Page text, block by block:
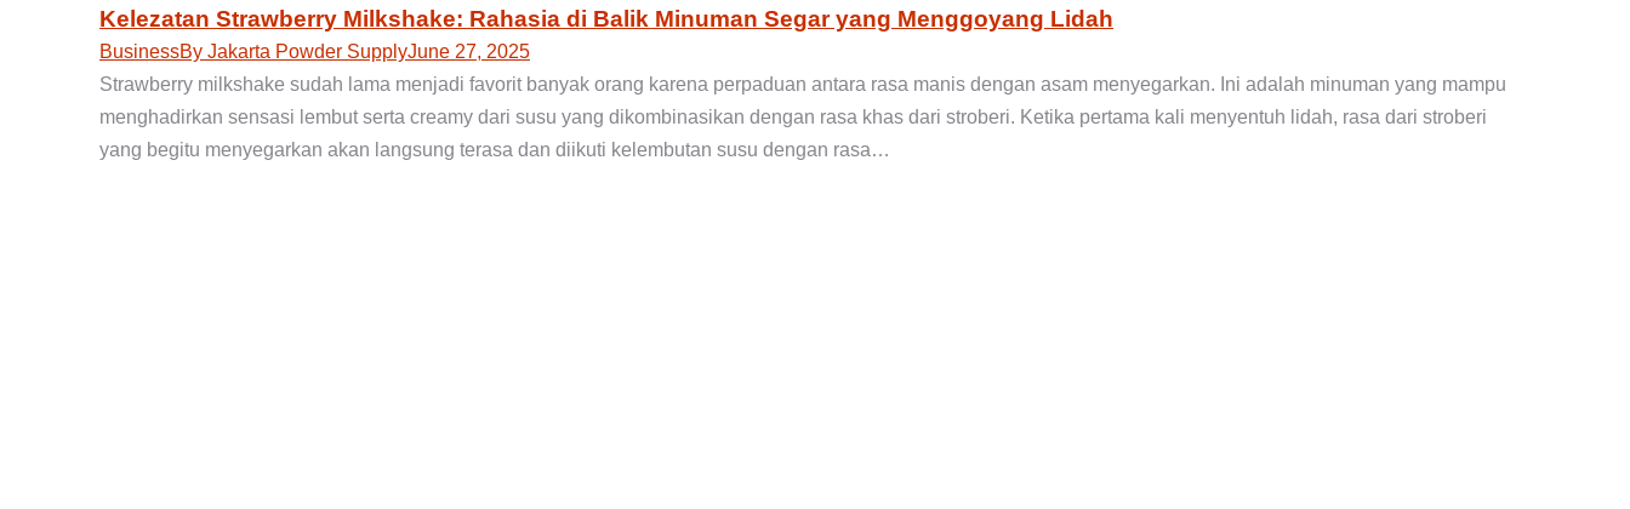
Kelezatan Strawberry Milkshake: Rahasia di Balik Minuman Segar yang Menggoyang Lidah
BusinessBy Jakarta Powder SupplyJune 27, 2025
Strawberry milkshake sudah lama menjadi favorit banyak orang karena perpaduan antara rasa manis dengan asam menyegarkan. Ini adalah minuman yang mampu
menghadirkan sensasi lembut serta creamy dari susu yang dikombinasikan dengan rasa khas dari stroberi. Ketika pertama kali menyentuh lidah, rasa dari stroberi
yang begitu menyegarkan akan langsung terasa dan diikuti kelembutan susu dengan rasa…